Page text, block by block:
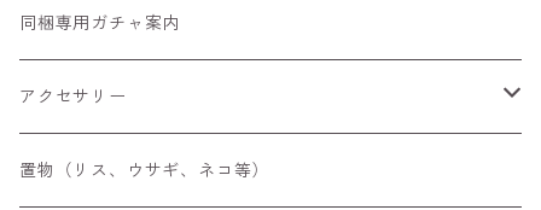
同梱専用ガチャ案内
アクセサリー
空枠
置物（リス、ウサギ、ネコ等）